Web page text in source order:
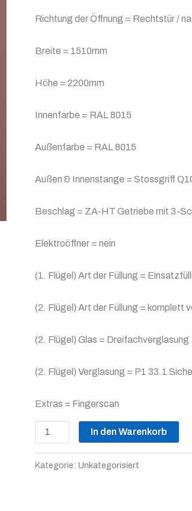
Richtung der Öffnung = Rechtstür /
Breite = 1510mm
Höhe = 2200mm
Innenfarbe = RAL 8015
Außenfarbe = RAL 8015
Außen & Innenstange = Stossgriff
Beschlag = ZA-HT Getriebe mit 3-
Elektroöffner = nein
(1. Flügel) Art der Füllung =
(2. Flügel) Art der Füllung = komplett
(2. Flügel) Glas = Dreifachverglasung
(2. Flügel) Verglasung = P1 33.1
Extras = Fingerscan
In den Warenkorb
Kategorie: Unkategorisiert